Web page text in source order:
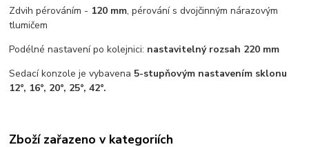
Zdvih pérováním - 120 mm, pérování s dvojčinným nárazovým
tlumičem
Podélné nastavení po kolejnici: nastavitelný rozsah 220 mm
Sedací konzole je vybavena 5-stupňovým nastavením sklonu
12°, 16°, 20°, 25°, 42°.
Zboží zařazeno v kategoriích